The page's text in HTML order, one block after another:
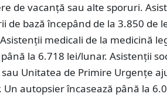
de vacanță sau alte sporuri.
de bază începând de la 3.850 de
medicali de la medicină
la 6.718 lei/lunar. Asistenții
Unitatea de Primire Urgențe
autopsier încasează până la